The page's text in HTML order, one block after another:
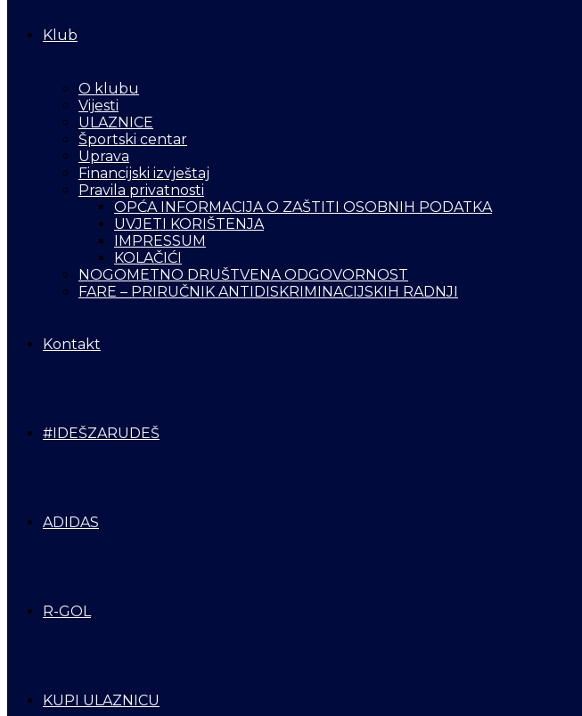
Klub
O klubu
Vijesti
ULAZNICE
Športski centar
Uprava
Financijski izvještaj
Pravila privatnosti
OPĆA INFORMACIJA O ZAŠTITI OSOBNIH PODATKA
UVJETI KORIŠTENJA
IMPRESSUM
KOLAČIĆI
NOGOMETNO DRUŠTVENA ODGOVORNOST
FARE – PRIRUČNIK ANTIDISKRIMINACIJSKIH RADNJI
Kontakt
#IDEŠZARUDEŠ
ADIDAS
R-GOL
KUPI ULAZNICU